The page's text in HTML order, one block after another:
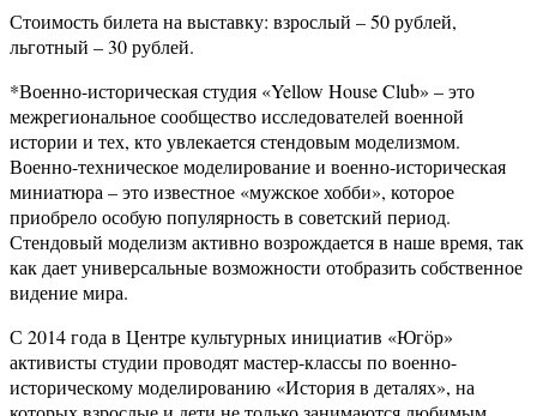
Стоимость билета на выставку: взрослый – 50 рублей,
льготный – 30 рублей.
*Военно-историческая студия «Yellow House Club» – это
межрегиональное сообщество исследователей военной
истории и тех, кто увлекается стендовым моделизмом.
Военно-техническое моделирование и военно-историческая
миниатюра – это известное «мужское хобби», которое
приобрело особую популярность в советский период.
Стендовый моделизм активно возрождается в наше время, так
как дает универсальные возможности отобразить собственное
видение мира.
С 2014 года в Центре культурных инициатив «Югöр»
активисты студии проводят мастер-классы по военно-
историческому моделированию «История в деталях», на